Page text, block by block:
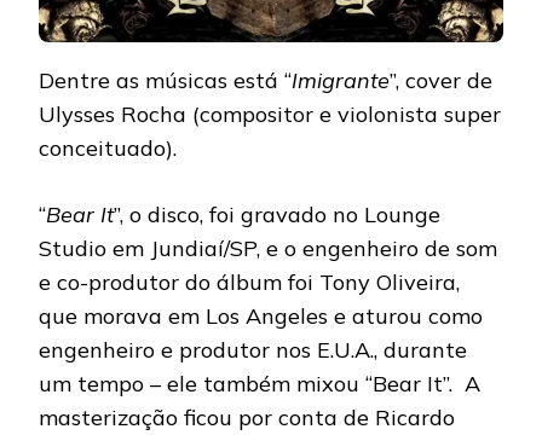
Dentre as músicas está “Imigrante”, cover de
Ulysses Rocha (compositor e violonista super
conceituado).
“Bear It”, o disco, foi gravado no Lounge
Studio em Jundiaí/SP, e o engenheiro de som
e co-produtor do álbum foi Tony Oliveira,
que morava em Los Angeles e aturou como
engenheiro e produtor nos E.U.A., durante
um tempo – ele também mixou “Bear It”. A
masterização ficou por conta de Ricardo